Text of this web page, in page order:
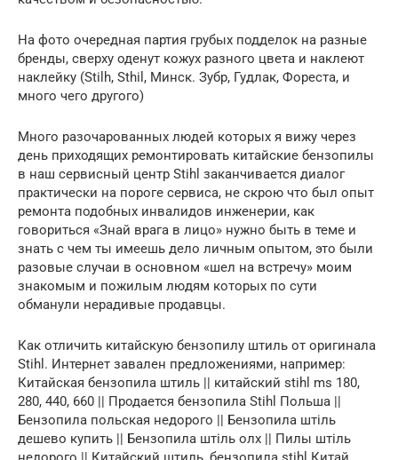
На фото очередная партия грубых подделок на разные
бренды, сверху оденут кожух разного цвета и наклеют
наклейку (Stilh, Sthil, Минск. Зубр, Гудлак, Фореста, и
много чего другого)
Много разочарованных людей которых я вижу через
день приходящих ремонтировать китайские бензопилы
в наш сервисный центр Stihl заканчивается диалог
практически на пороге сервиса, не скрою что был опыт
ремонта подобных инвалидов инженерии, как
говориться «Знай врага в лицо» нужно быть в теме и
знать с чем ты имеешь дело личным опытом, это были
разовые случаи в основном «шел на встречу» моим
знакомым и пожилым людям которых по сути
обманули нерадивые продавцы.
Как отличить китайскую бензопилу штиль от оригинала
Stihl. Интернет завален предложениями, например:
Китайская бензопила штиль || китайский stihl ms 180,
280, 440, 660 || Продается бензопила Stihl Польша ||
Бензопила польская недорого || Бензопила штіль
дешево купить || Бензопила штіль олх || Пилы штіль